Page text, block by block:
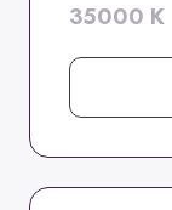
35000 K